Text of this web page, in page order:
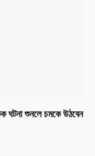
শুনলে চমকে উঠবেন